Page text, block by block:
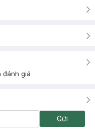
đánh giá
Gửi